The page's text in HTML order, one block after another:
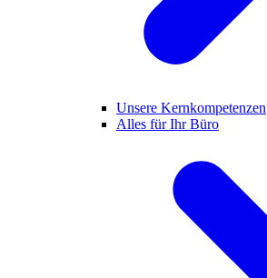
Unsere Kernkompetenzen
Alles für Ihr Büro